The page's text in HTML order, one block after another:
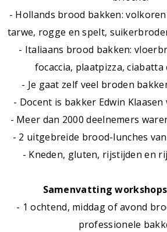
- Hollands brood bakken:
tarwe, rogge en spelt,
- Italiaans brood bakken:
focaccia, plaatpizza,
- Je gaat zelf veel broden
- Docent is bakker Edwin
- Meer dan 2000 deelnemers
- 2 uitgebreide brood-lunches
- Kneden, gluten, rijstijden en
Samenvatting
- 1 ochtend, middag of avond
professionele